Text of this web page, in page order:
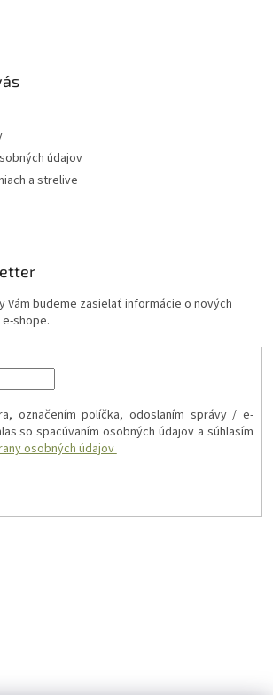
údajov
a strelive
Vám budeme zasielať informácie o nových
shope.
označením políčka, odoslaním správy / e-
so spacúvaním osobných údajov a súhlasím
osobných údajov